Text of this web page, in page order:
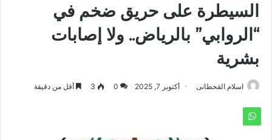
السيطرة على حريق ضخم في
“الروابي” بالرياض.. ولا إصابات
بشرية
اسلام القحطانى أكتوبر 7, 2025 0
3 أقل من دقيقة